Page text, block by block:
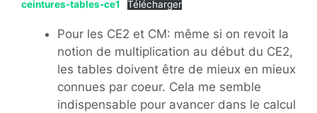
ceintures-tables-ce1 Télécharger
Pour les CE2 et CM: même si on revoit la
notion de multiplication au début du CE2,
les tables doivent être de mieux en mieux
connues par coeur. Cela me semble
indispensable pour avancer dans le calcul